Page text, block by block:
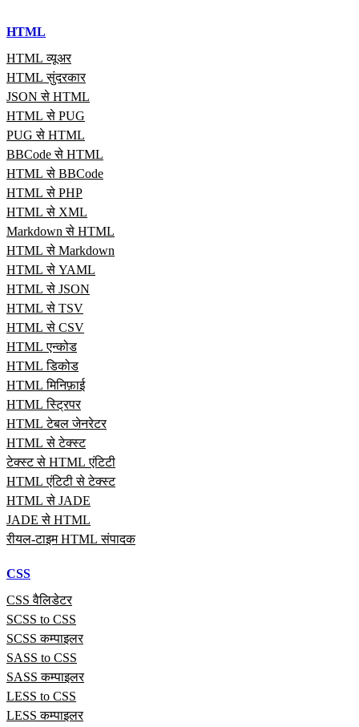
HTML
HTML व्यूअर
HTML सुंदरकार
JSON से HTML
HTML से PUG
PUG से HTML
BBCode से HTML
HTML से BBCode
HTML से PHP
HTML से XML
Markdown से HTML
HTML से Markdown
HTML से YAML
HTML से JSON
HTML से TSV
HTML से CSV
HTML एन्कोड
HTML डिकोड
HTML मिनिफ़ाई
HTML स्ट्रिपर
HTML टेबल जेनरेटर
HTML से टेक्स्ट
टेक्स्ट से HTML एंटिटी
HTML एंटिटी से टेक्स्ट
HTML से JADE
JADE से HTML
रीयल‑टाइम HTML संपादक
CSS
CSS वैलिडेटर
SCSS to CSS
SCSS कम्पाइलर
SASS to CSS
SASS कम्पाइलर
LESS to CSS
LESS कम्पाइलर